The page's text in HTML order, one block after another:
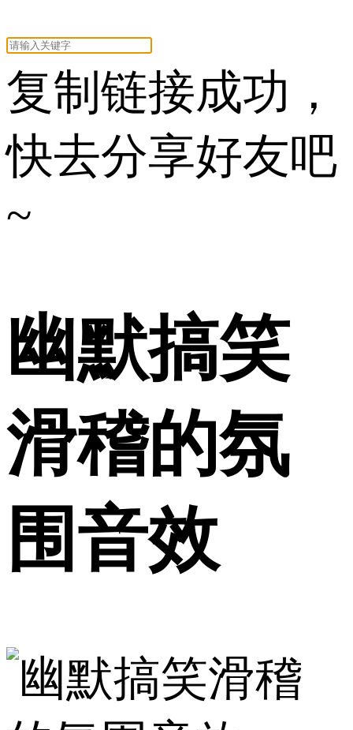
复制链接成功，
快去分享好友吧
~
幽默搞笑
滑稽的氛
围音效